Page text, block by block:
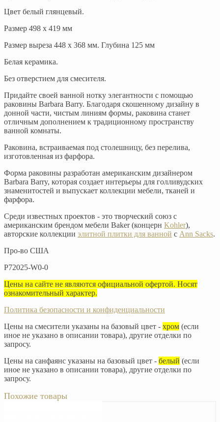
Цвет белый глянцевый.
Размер 498 х 419 мм
Размер выреза 448 х 368 мм. Глубина 125 мм
Белая керамика.
Без отверстием для смесителя.
Придайте своей ванной нотку элегантности с помощью
раковины Barbara Barry. Благодаря скошенному дизайну в
донной части, чистым линиям формы, раковина станет
отличным дополнением к традиционному пространству
ванной комнаты.
Раковина, встраиваемая под столешницу, без перелива,
изготовленная из фарфора.
Форма раковины разработан американским дизайнером
Barbara Barry, которая создает интерьеры для голливудских
знаменитостей и выпускает коллекции мебели, тканей и
фарфора.
Среди известных проектов - это творческий союз с
американским брендом мебели Baker (концерн Kohler),
авторские коллекции элитной плитки для ванной с Ann Sacks.
Про-во США
P72025-W0-0
Цены на сайте не являются официальной офертой. Носят
ознакомительный характер.
Политика безопасности и конфиденциальности
Цены на смесители указаны на базовый цвет - хром (если
иное не указано в описании товара), другие отделки по
запросу.
Цены на санфаянс указаны на базовый цвет - белый (если
иное не указано в описании товара), другие отделки по
запросу.
Похожие товары